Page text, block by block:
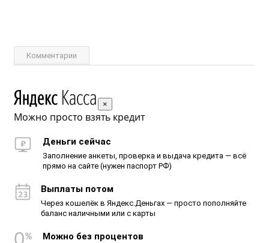
Комментарии
×
Можно просто взять кредит
Деньги сейчас
Заполнение анкеты, проверка и выдача кредита — всё
прямо на сайте (нужен паспорт РФ)
Выплаты потом
Через кошелёк в Яндекс.Деньгах — просто пополняйте
баланс наличными или с карты
Можно без процентов